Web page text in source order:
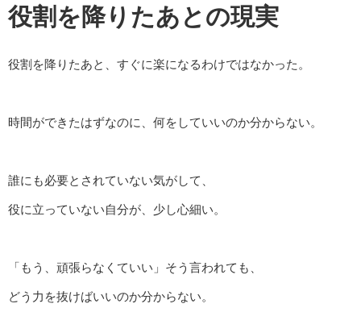
役割を降りたあとの現実
役割を降りたあと、すぐに楽になるわけではなかった。
時間ができたはずなのに、何をしていいのか分からない。
誰にも必要とされていない気がして、
役に立っていない自分が、少し心細い。
「もう、頑張らなくていい」そう言われても、
どう力を抜けばいいのか分からない。